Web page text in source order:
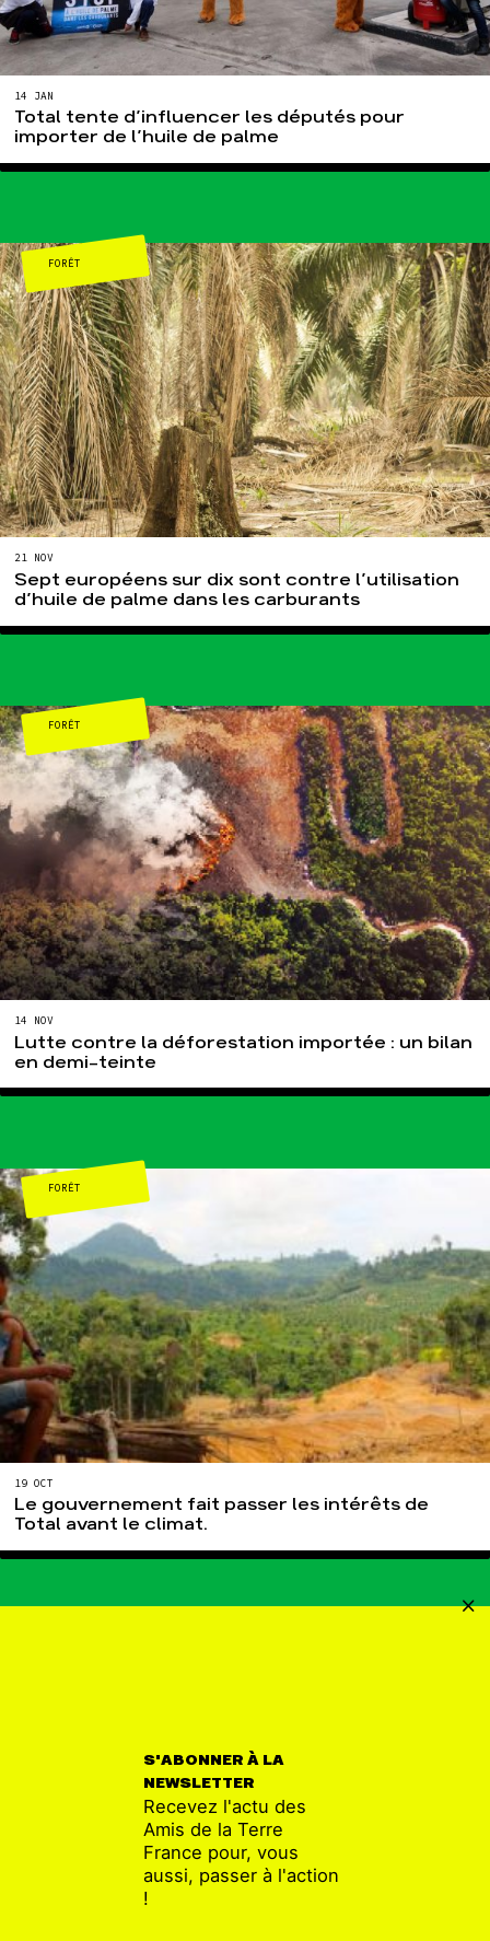
14 JAN
Total tente d’influencer les députés pour
importer de l’huile de palme
FORÊT
21 NOV
Sept européens sur dix sont contre l’utilisation
d’huile de palme dans les carburants
FORÊT
14 NOV
Lutte contre la déforestation importée : un bilan
en demi-teinte
FORÊT
19 OCT
Le gouvernement fait passer les intérêts de
Total avant le climat.
S'ABONNER À LA
NEWSLETTER
Recevez l'actu des
Amis de la Terre
France pour, vous
aussi, passer à l'action
!